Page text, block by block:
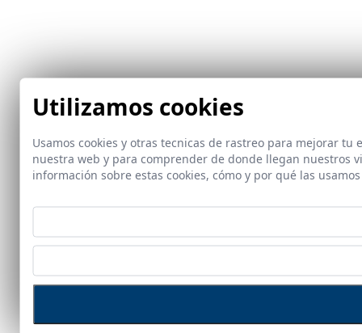
Utilizamos cookies
Usamos cookies y otras tecnicas de rastreo para mejorar
nuestra web y para comprender de donde llegan nuestros
información sobre estas cookies, cómo y por qué las